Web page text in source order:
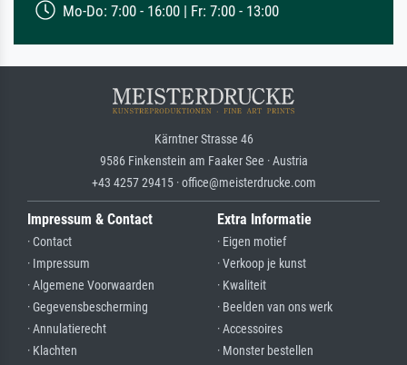
Mo-Do: 7:00 - 16:00 | Fr: 7:00 - 13:00
Kärntner Strasse 46
9586 Finkenstein am Faaker See · Austria
+43 4257 29415 · office@meisterdrucke.com
Impressum & Contact
· Contact
· Impressum
· Algemene Voorwaarden
· Gegevensbescherming
· Annulatierecht
· Klachten
Extra Informatie
· Eigen motief
· Verkoop je kunst
· Kwaliteit
· Beelden van ons werk
· Accessoires
· Monster bestellen